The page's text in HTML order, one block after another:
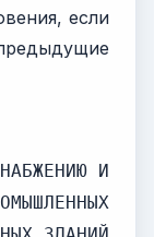
если
И